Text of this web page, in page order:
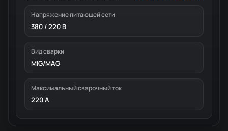
Напряжение питающей сети
380 / 220 В
Вид сварки
MIG/MAG
Максимальный сварочный ток
220 А